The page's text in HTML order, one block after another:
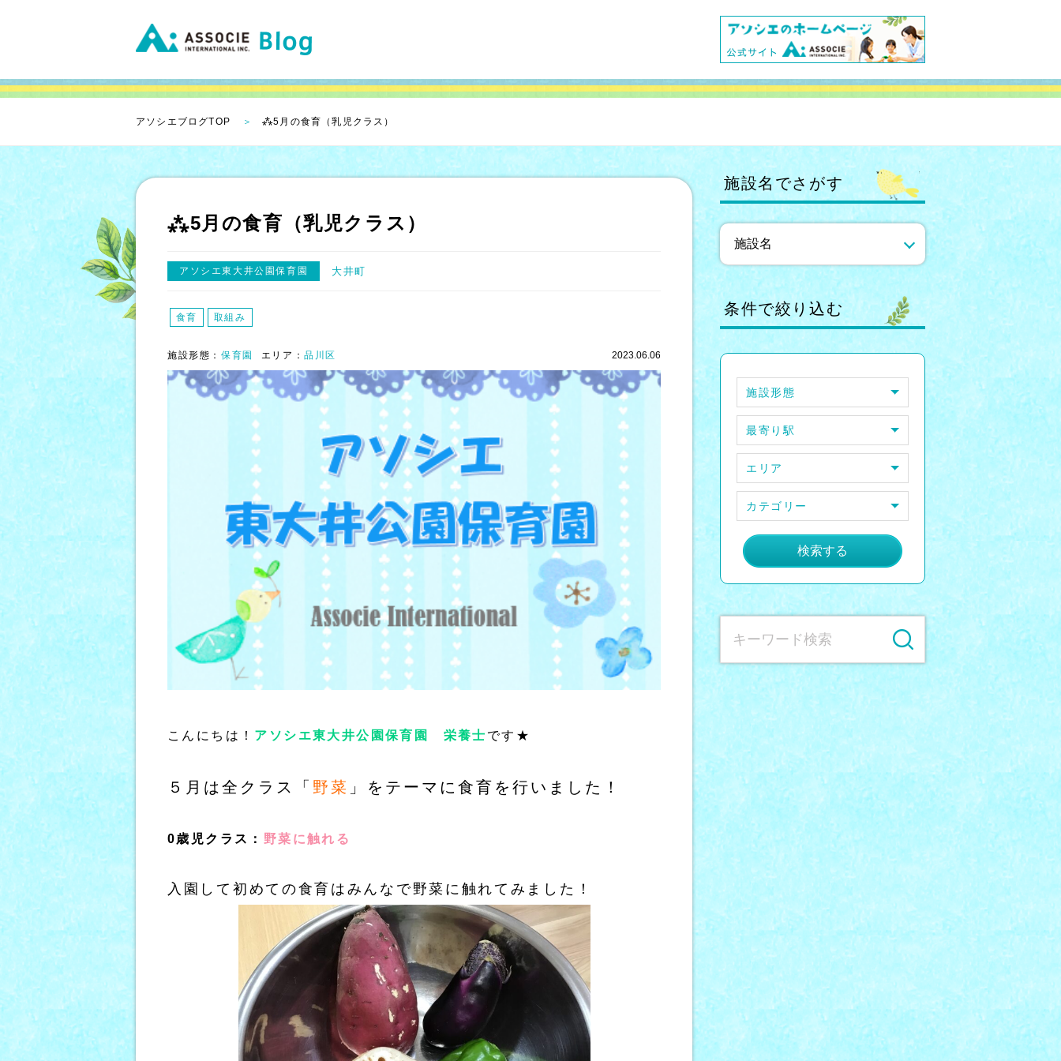
アソシエブログTOP ⁂5月の食育（乳児クラス）
⁂5月の食育（乳児クラス）
アソシエ東大井公園保育園 大井町
食育 取組み
施設形態： 保育園 エリア：品川区 2023.06.06
こんにちは！ アソシエ東大井公園保育園 栄養士 です★
５月は全クラス「 野菜 」をテーマに食育を行いました！
0歳児クラス： 野菜に触れる
入園して初めての食育はみんなで野菜に触れてみました！
施設名でさがす
条件で絞り込む
施設形態
最寄り駅
エリア
カテゴリー